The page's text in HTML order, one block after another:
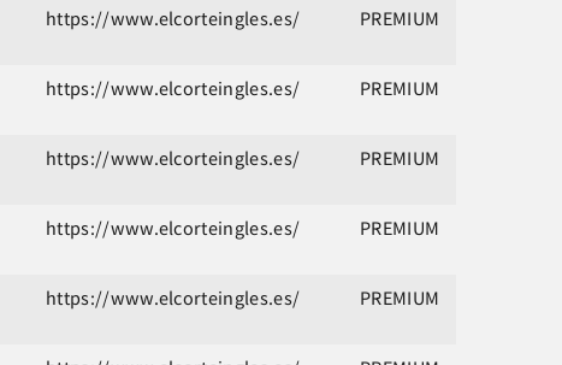
https://www.elcorteingles.es/ PREMIUM
https://www.elcorteingles.es/ PREMIUM
https://www.elcorteingles.es/ PREMIUM
https://www.elcorteingles.es/ PREMIUM
https://www.elcorteingles.es/ PREMIUM